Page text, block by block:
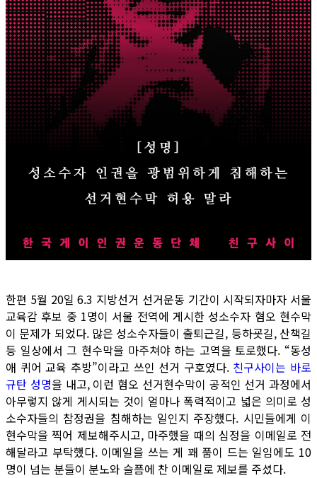
한편 5월 20일 6.3 지방선거 선거운동 기간이 시작되자마자 서울
교육감 후보 중 1명이 서울 전역에 게시한 성소수자 혐오 현수막
이 문제가 되었다. 많은 성소수자들이 출퇴근길, 등하굣길, 산책길
등 일상에서 그 현수막을 마주쳐야 하는 고역을 토로했다. “동성
애 퀴어 교육 추방”이라고 쓰인 선거 구호였다. 친구사이는 바로
규탄 성명을 내고, 이런 혐오 선거현수막이 공적인 선거 과정에서
아무렇지 않게 게시되는 것이 얼마나 폭력적이고 넓은 의미로 성
소수자들의 참정권을 침해하는 일인지 주장했다. 시민들에게 이
현수막을 찍어 제보해주시고, 마주했을 때의 심정을 이메일로 전
해달라고 부탁했다. 이메일을 쓰는 게 꽤 품이 드는 일임에도 10
명이 넘는 분들이 분노와 슬픔에 찬 이메일로 제보를 주셨다.